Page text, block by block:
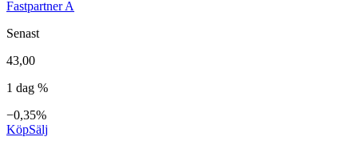
Fastpartner A
Senast
43,00
1 dag %
−0,35%
KöpSälj